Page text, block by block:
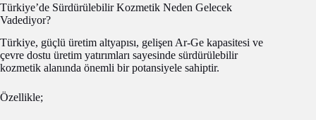
Türkiye’de Sürdürülebilir Kozmetik Neden Gelecek
Vadediyor?
Türkiye, güçlü üretim altyapısı, gelişen Ar-Ge kapasitesi ve
çevre dostu üretim yatırımları sayesinde sürdürülebilir
kozmetik alanında önemli bir potansiyele sahiptir.
Özellikle;